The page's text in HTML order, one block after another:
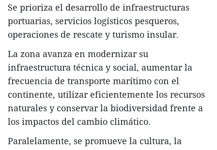
Se prioriza el desarrollo de infraestructuras
portuarias, servicios logísticos pesqueros,
operaciones de rescate y turismo insular.
La zona avanza en modernizar su
infraestructura técnica y social, aumentar la
frecuencia de transporte marítimo con el
continente, utilizar eficientemente los recursos
naturales y conservar la biodiversidad frente a
los impactos del cambio climático.
Paralelamente, se promueve la cultura, la